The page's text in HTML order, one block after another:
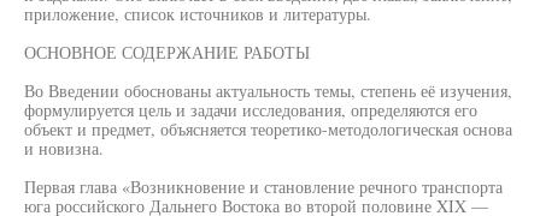
приложение, список источников и литературы.
ОСНОВНОЕ СОДЕРЖАНИЕ РАБОТЫ
Во Введении обоснованы актуальность темы, степень её изучения,
формулируется цель и задачи исследования, определяются его
объект и предмет, объясняется теоретико-методологическая основа
и новизна.
Первая глава «Возникновение и становление речного транспорта
юга российского Дальнего Востока во второй половине XIX —